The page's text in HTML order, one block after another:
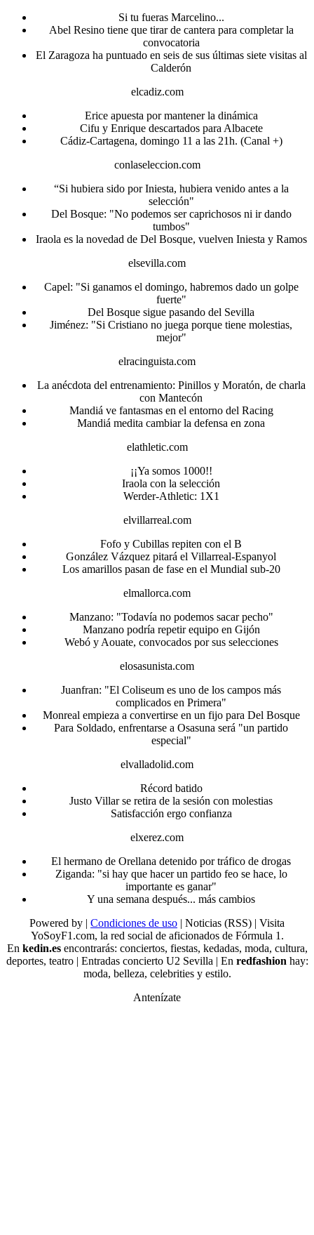
Si tu fueras Marcelino...
Abel Resino tiene que tirar de cantera para completar la
convocatoria
El Zaragoza ha puntuado en seis de sus últimas siete visitas al
Calderón
elcadiz.com
Erice apuesta por mantener la dinámica
Cifu y Enrique descartados para Albacete
Cádiz-Cartagena, domingo 11 a las 21h. (Canal +)
conlaseleccion.com
“Si hubiera sido por Iniesta, hubiera venido antes a la
selección"
Del Bosque: "No podemos ser caprichosos ni ir dando
tumbos"
Iraola es la novedad de Del Bosque, vuelven Iniesta y Ramos
elsevilla.com
Capel: "Si ganamos el domingo, habremos dado un golpe
fuerte"
Del Bosque sigue pasando del Sevilla
Jiménez: "Si Cristiano no juega porque tiene molestias,
mejor"
elracinguista.com
La anécdota del entrenamiento: Pinillos y Moratón, de charla
con Mantecón
Mandiá ve fantasmas en el entorno del Racing
Mandiá medita cambiar la defensa en zona
elathletic.com
¡¡Ya somos 1000!!
Iraola con la selección
Werder-Athletic: 1X1
elvillarreal.com
Fofo y Cubillas repiten con el B
González Vázquez pitará el Villarreal-Espanyol
Los amarillos pasan de fase en el Mundial sub-20
elmallorca.com
Manzano: "Todavía no podemos sacar pecho"
Manzano podría repetir equipo en Gijón
Webó y Aouate, convocados por sus selecciones
elosasunista.com
Juanfran: "El Coliseum es uno de los campos más
complicados en Primera"
Monreal empieza a convertirse en un fijo para Del Bosque
Para Soldado, enfrentarse a Osasuna será "un partido
especial"
elvalladolid.com
Récord batido
Justo Villar se retira de la sesión con molestias
Satisfacción ergo confianza
elxerez.com
El hermano de Orellana detenido por tráfico de drogas
Ziganda: "si hay que hacer un partido feo se hace, lo
importante es ganar"
Y una semana después... más cambios
Powered by | Condiciones de uso | Noticias (RSS) | Visita
YoSoyF1.com, la red social de aficionados de Fórmula 1.
En kedin.esencontrarás: conciertos, fiestas, kedadas, moda, cultura,
deportes, teatro | Entradas concierto U2 Sevilla | En redfashion hay:
moda, belleza, celebrities y estilo.
Antenízate